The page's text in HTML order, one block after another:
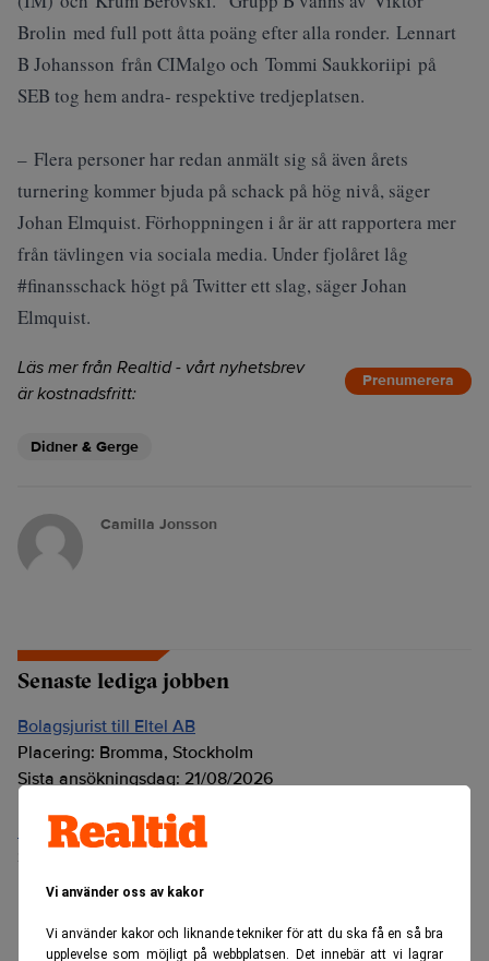
Vi använder oss av kakor
Vi använder kakor och liknande tekniker för att du ska få en så bra
upplevelse som möjligt på webbplatsen. Det innebär att vi lagrar
Brolin med full pott åtta poäng efter alla ronder. Lennart
B Johansson från CIMalgo och Tommi Saukkoriipi på
SEB tog hem andra- respektive tredjeplatsen.
– Flera personer har redan anmält sig så även årets
turnering kommer bjuda på schack på hög nivå, säger
Johan Elmquist. Förhoppningen i år är att rapportera mer
från tävlingen via sociala media. Under fjolåret låg
#finansschack högt på Twitter ett slag, säger Johan
Elmquist.
Läs mer från Realtid - vårt nyhetsbrev
är kostnadsfritt:
Prenumerera
Didner & Gerge
Camilla Jonsson
Senaste lediga jobben
Bolagsjurist till Eltel AB
Placering: Bromma, Stockholm
Sista ansökningsdag: 21/08/2026
Medarbetare inom Intern styrning och kontroll till Alecta
Sista ansökningsdag: